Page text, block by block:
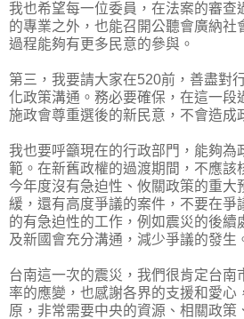
我也希望每一位委員，在法案的審查
的專業之外，也能召開公聽會廣納社
過程能夠有更多民意的參與。
第三，我要請大家在520前，善盡對
化政策溝通。務必要確保，在這一段
施政會尊重選後的新民意，不會造成
我也要呼籲現在的行政部門，能夠為
範。在新舊政權的過渡期間，不應該
今年度沒有急迫性、攸關政策的重大
緩，還有高度爭議的案件，不要在爭
的有急迫性的工作，例如震災的後續
及新國會充分溝通，減少爭議的發生
台南這一次的震災，我們很肯定台南
率的應變，也感謝各界的支援和愛心
原，非常需要中央的資源、相關政策